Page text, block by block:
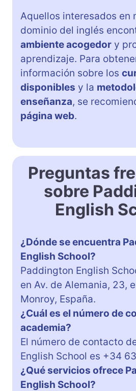
Aquellos interesados en
dominio del inglés
ambiente acogedor y
aprendizaje. Para
información sobre los
disponibles y la
enseñanza, se
página web.
Preguntas
sobre
English
¿Dónde se encuentra
English School?
Paddington English
en Av. de Alemania, 23,
Monroy, España.
¿Cuál es el número de
academia?
El número de contacto
English School es +34
¿Qué servicios ofrece
English School?